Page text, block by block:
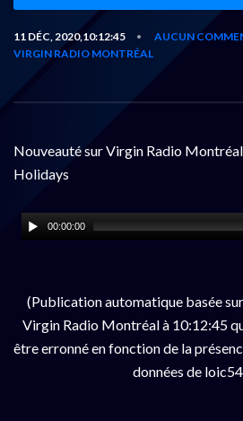
11 DÉC, 2020,10:12:45 • AUCUN
VIRGIN RADIO MONTRÉAL
Nouveauté sur Virgin Radio
Holidays
00:00:00
(Publication automatique basée
Virgin Radio Montréal à 10:12:45
être erronné en fonction de la
données de